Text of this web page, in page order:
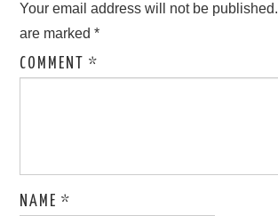
Your email address will not be published.
are marked*
COMMENT*
NAME*